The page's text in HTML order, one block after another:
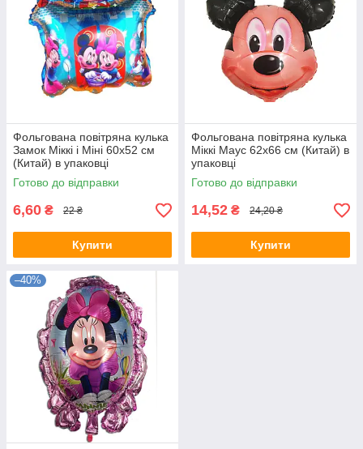
Фольгована повітряна кулька
Замок Міккі і Міні 60х52 см
(Китай) в упаковці
Готово до відправки
6,60 ₴ 22 ₴
Купити
Фольгована повітряна кулька
Міккі Маус 62х66 см (Китай) в
упаковці
Готово до відправки
14,52 ₴ 24,20 ₴
Купити
–40%